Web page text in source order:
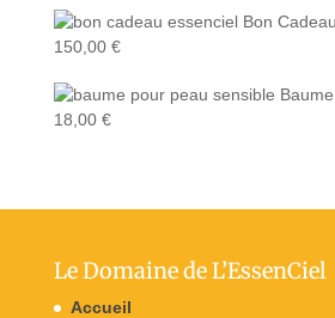
Bon Cadeau
150,00 €
18,00 €
Le Domaine de L’EssenCiel
Accueil